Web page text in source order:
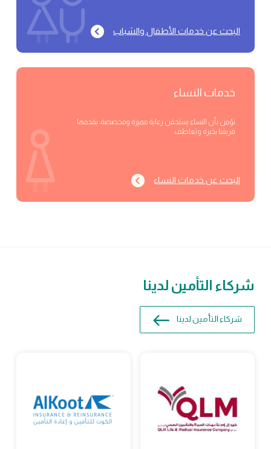
البحث عن خدمات الأطفال والشباب
خدمات النساء
نؤمن بأن النساء يستحقن رعاية مميزة ومخصصة، يقدمها
فريقنا بخبرة وتعاطف.
البحث عن خدمات النساء
شركاء التأمين لدينا
شركاء التأمين لدينا